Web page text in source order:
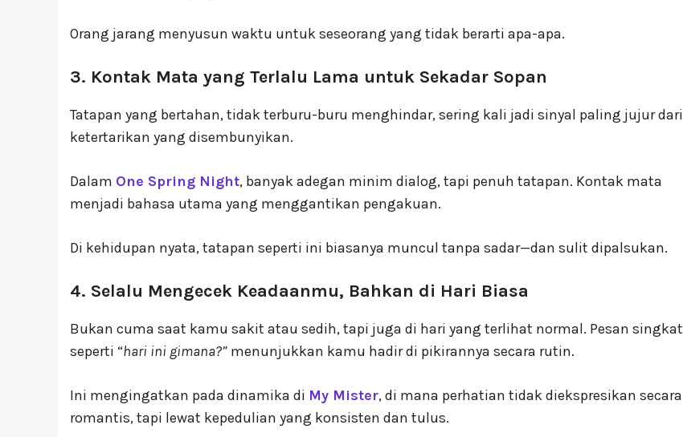
Orang jarang menyusun waktu untuk seseorang yang tidak berarti apa-apa.
3. Kontak Mata yang Terlalu Lama untuk Sekadar Sopan
Tatapan yang bertahan, tidak terburu-buru menghindar, sering kali jadi sinyal paling jujur dari
ketertarikan yang disembunyikan.
Dalam One Spring Night, banyak adegan minim dialog, tapi penuh tatapan. Kontak mata
menjadi bahasa utama yang menggantikan pengakuan.
Di kehidupan nyata, tatapan seperti ini biasanya muncul tanpa sadar—dan sulit dipalsukan.
4. Selalu Mengecek Keadaanmu, Bahkan di Hari Biasa
Bukan cuma saat kamu sakit atau sedih, tapi juga di hari yang terlihat normal. Pesan singkat
seperti “hari ini gimana?” menunjukkan kamu hadir di pikirannya secara rutin.
Ini mengingatkan pada dinamika di My Mister, di mana perhatian tidak diekspresikan secara
romantis, tapi lewat kepedulian yang konsisten dan tulus.